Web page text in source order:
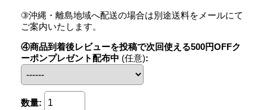
③沖縄・離島地域へ配送の場合は別途送料をメールにて
ご案内いたします。
④商品到着後レビューを投稿で次回使える500円OFFク
ーポンプレゼント配布中 (任意):
数量: